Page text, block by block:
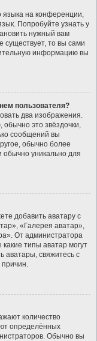
языка на конференции,
Попробуйте узнать у
нужный вам
существует, то вы сами
информацию вы
пользователя?
два изображения.
это звёздочки,
сообщений вы
обычно более
обычно уникально для
добавить аватару с
«Галерея аватар»,
От администратора
типы аватар могут
аватары, свяжитесь с
количество
определённых
Обычно вы